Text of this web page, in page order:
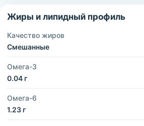
Жиры и липидный профиль
Качество жиров
Смешанные
Омега-3
0.04 г
Омега-6
1.23 г